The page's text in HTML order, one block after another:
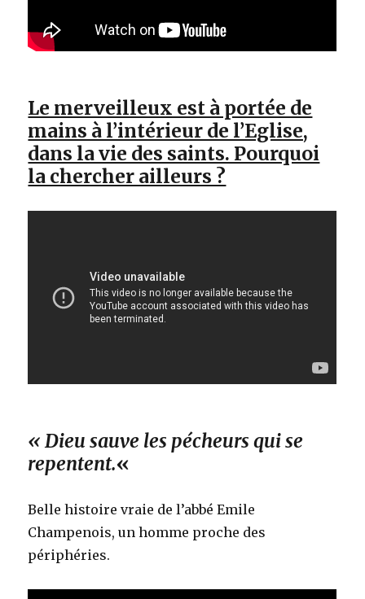
Le merveilleux est à portée de
mains à l’intérieur de l’Eglise,
dans la vie des saints. Pourquoi
la chercher ailleurs ?
« Dieu sauve les pécheurs qui se
repentent.«
Belle histoire vraie de l’abbé Emile
Champenois, un homme proche des
périphéries.